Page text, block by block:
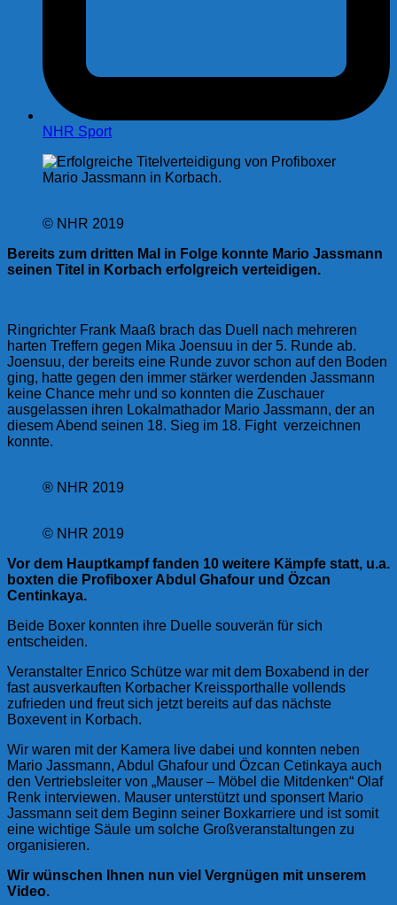
NHR Sport
© NHR 2019
Bereits zum dritten Mal in Folge konnte Mario Jassmann
seinen Titel in Korbach erfolgreich verteidigen.
Ringrichter Frank Maaß brach das Duell nach mehreren
harten Treffern gegen Mika Joensuu in der 5. Runde ab.
Joensuu, der bereits eine Runde zuvor schon auf den Boden
ging, hatte gegen den immer stärker werdenden Jassmann
keine Chance mehr und so konnten die Zuschauer
ausgelassen ihren Lokalmathador Mario Jassmann, der an
diesem Abend seinen 18. Sieg im 18. Fight verzeichnen
konnte.
® NHR 2019
© NHR 2019
Vor dem Hauptkampf fanden 10 weitere Kämpfe statt, u.a.
boxten die Profiboxer Abdul Ghafour und Özcan
Centinkaya.
Beide Boxer konnten ihre Duelle souverän für sich
entscheiden.
Veranstalter Enrico Schütze war mit dem Boxabend in der
fast ausverkauften Korbacher Kreissporthalle vollends
zufrieden und freut sich jetzt bereits auf das nächste
Boxevent in Korbach.
Wir waren mit der Kamera live dabei und konnten neben
Mario Jassmann, Abdul Ghafour und Özcan Cetinkaya auch
den Vertriebsleiter von „Mauser – Möbel die Mitdenken“ Olaf
Renk interviewen. Mauser unterstützt und sponsert Mario
Jassmann seit dem Beginn seiner Boxkarriere und ist somit
eine wichtige Säule um solche Großveranstaltungen zu
organisieren.
Wir wünschen Ihnen nun viel Vergnügen mit unserem
Video.